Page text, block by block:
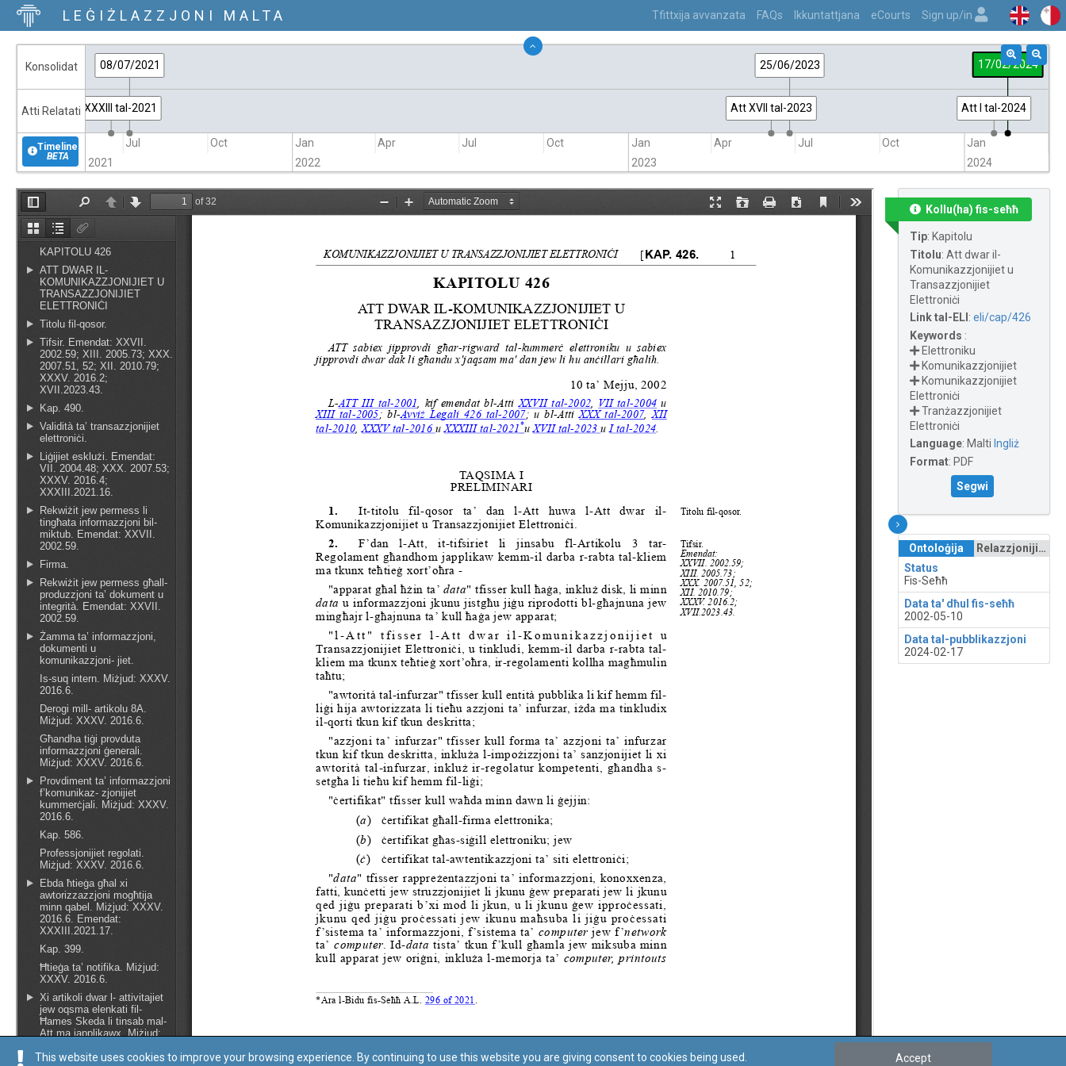
LEĠIŻLAZZJONI MALTA Tfittxija avvanzata FAQs Ikkuntattjana eCourts Sign up/in
Timeline
BETA
08/07/2021 25/06/2023 17/02/2024
Att XXXIII tal-2021 Att XVII tal-2023 Att I tal-2024
Konsolidat
Atti Relatati
Apr Jul Oct Jan Apr
Jul
2022
Oct
Jan
2023
Apr Jul Oct
Jan
2024
2021
Kollu(ha) fis-seħħ
Tip: Kapitolu
Titolu: Att dwar il-
Komunikazzjonijiet u
Transazzjonijiet
Elettroniċi
Link tal-ELI : eli/cap/426
Keywords :
Elettroniku
Komunikazzjonijiet
Komunikazzjonijiet
Elettroniċi
Tranżazzjonijiet
Elettroniċi
Language: Malti Ingliż
Format: PDF
Segwi
Ontoloġija
Relazzjonijiet
Status
Fis-Seħħ
Data ta' dħul fis-seħħ
2002-05-10
Data tal-pubblikazzjoni
2024-02-17
This website uses cookies to improve your browsing experience. By continuing to use this website you are giving consent to cookies being used. Accept